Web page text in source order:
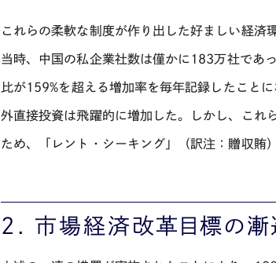
これらの柔軟な制度が作り出した好ましい経
当時、中国の私企業社数は僅かに183万社であ
比が159%を超える増加率を毎年記録したこと
外直接投資は飛躍的に増加した。しかし、これ
ため、「レント・シーキング」（訳注：贈収賄
2. 市場経済改革目標の漸